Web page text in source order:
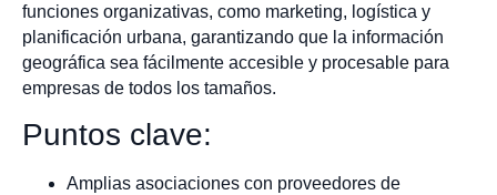
funciones organizativas, como marketing, logística y
planificación urbana, garantizando que la información
geográfica sea fácilmente accesible y procesable para
empresas de todos los tamaños.
Puntos clave:
Amplias asociaciones con proveedores de